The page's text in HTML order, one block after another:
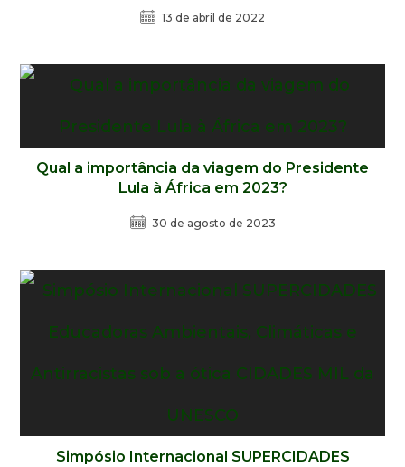
13 de abril de 2022
Qual a importância da viagem do Presidente
Lula à África em 2023?
30 de agosto de 2023
Simpósio Internacional SUPERCIDADES